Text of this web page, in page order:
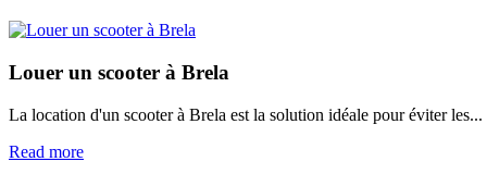
Louer un scooter à Brela
La location d'un scooter à Brela est la solution idéale pour éviter les...
Read more